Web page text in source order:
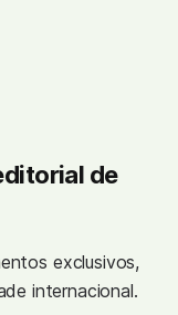
de
exclusivos,
internacional.